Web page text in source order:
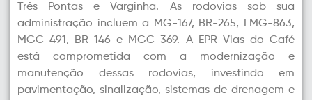
Três Pontas e Varginha. As rodovias sob sua
administração incluem a MG-167, BR-265, LMG-863,
MGC-491, BR-146 e MGC-369. A EPR Vias do Café
está comprometida com a modernização e
manutenção dessas rodovias, investindo em
pavimentação, sinalização, sistemas de drenagem e